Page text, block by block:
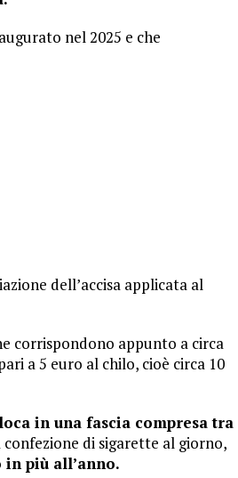
nel 2025 e che
dell’accisa applicata al
corrispondono appunto a circa
a 5 euro al chilo, cioè circa 10
in una fascia compresa tra
di sigarette al giorno,
più all’anno.